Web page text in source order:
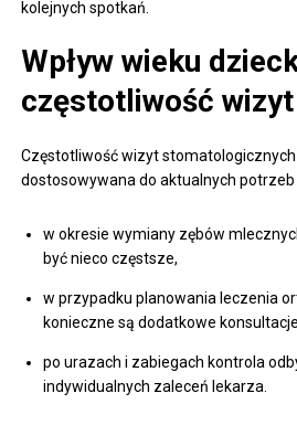
kolejnych spotkań.
Wpływ wieku
częstotliwość wizyt
Częstotliwość wizyt
dostosowywana do aktualnych
w okresie wymiany zębów
być nieco częstsze,
w przypadku planowania leczenia
konieczne są dodatkowe
po urazach i zabiegach kontrola
indywidualnych zaleceń lekarza.